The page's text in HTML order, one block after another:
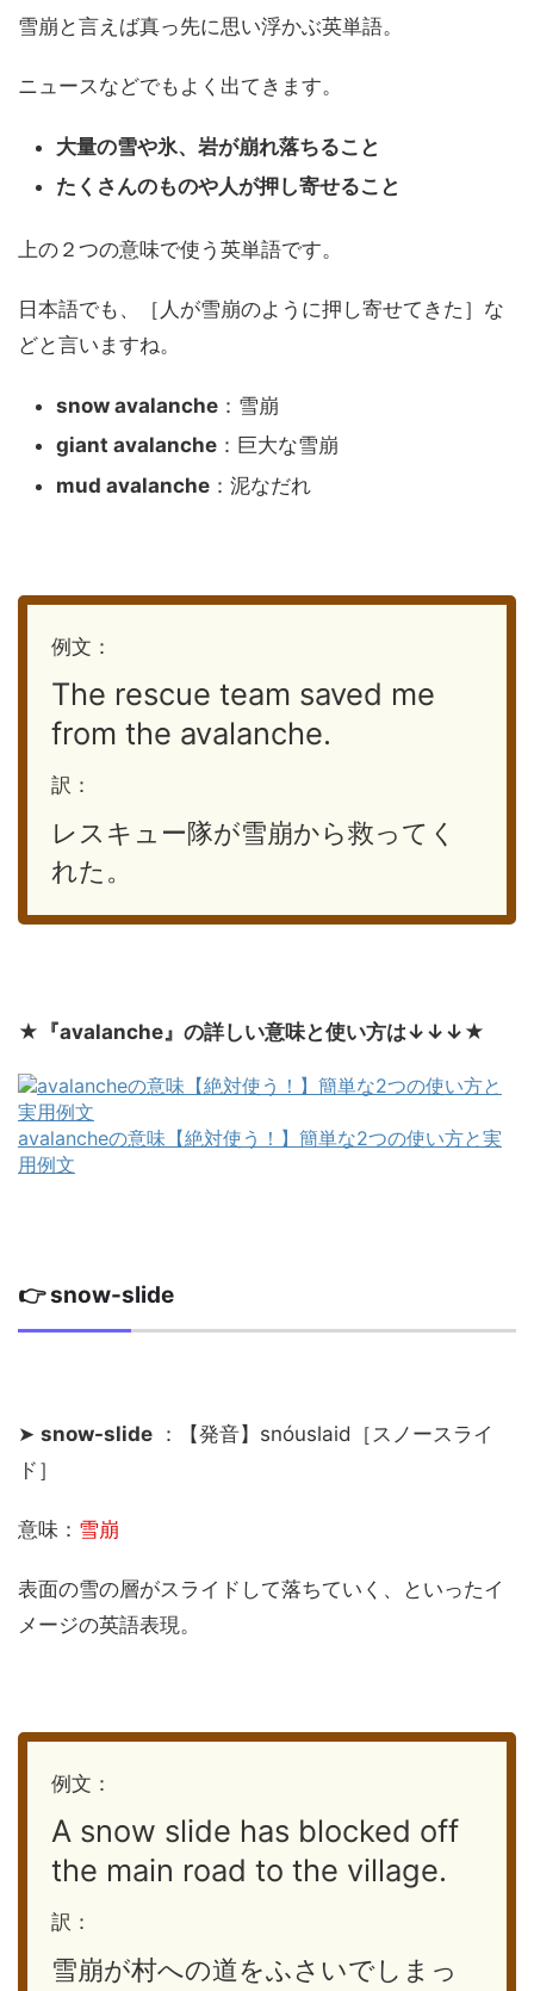
雪崩と言えば真っ先に思い浮かぶ英単語。
ニュースなどでもよく出てきます。
大量の雪や氷、岩が崩れ落ちること
たくさんのものや人が押し寄せること
上の２つの意味で使う英単語です。
日本語でも、［人が雪崩のように押し寄せてきた］な
どと言いますね。
snow avalanche ：雪崩
giant avalanche ：巨大な雪崩
mud avalanche ：泥なだれ
例文：
The rescue team saved me
from the avalanche.
訳：
レスキュー隊が雪崩から救ってく
れた。
★ 『avalanche』の詳しい意味と使い方は↓↓↓ ★
avalancheの意味【絶対使う！】簡単な2つの使い方と実
用例文
👉 snow-slide
➤ snow-slide ：【発音】snóuslaid［スノースライ
ド］
意味： 雪崩
表面の雪の層がスライドして落ちていく、といったイ
メージの英語表現。
例文：
A snow slide has blocked off
the main road to the village.
訳：
雪崩が村への道をふさいでしまっ